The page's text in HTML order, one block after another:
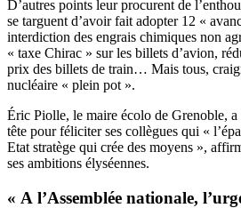
D’autres points leur procurent de
se targuent d’avoir fait adopter 12 «
interdiction des engrais chimiques non
« taxe Chirac » sur les billets d’avion,
prix des billets de train… Mais tous,
nucléaire « plein pot ».
Éric Piolle, le maire écolo de Grenoble, a
tête pour féliciter ses collègues qui «
Etat stratège qui crée des moyens »,
ses ambitions élyséennes.
« A l’Assemblée nationale,